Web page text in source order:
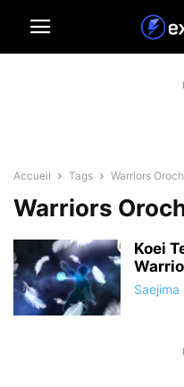
Accueil Tags Warriors
Warriors
Koei
Saejima